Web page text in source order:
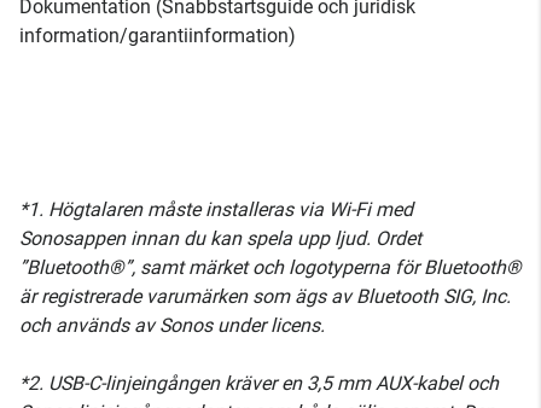
Dokumentation (Snabbstartsguide och juridisk
information/garantiinformation)
*1. Högtalaren måste installeras via Wi-Fi med
Sonosappen innan du kan spela upp ljud. Ordet
”Bluetooth®”, samt märket och logotyperna för Bluetooth®
är registrerade varumärken som ägs av Bluetooth SIG, Inc.
och används av Sonos under licens.
*2. USB-C-linjeingången kräver en 3,5 mm AUX-kabel och